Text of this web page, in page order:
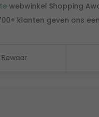
webwinkel Shopping
klanten geven ons een
Bewaar